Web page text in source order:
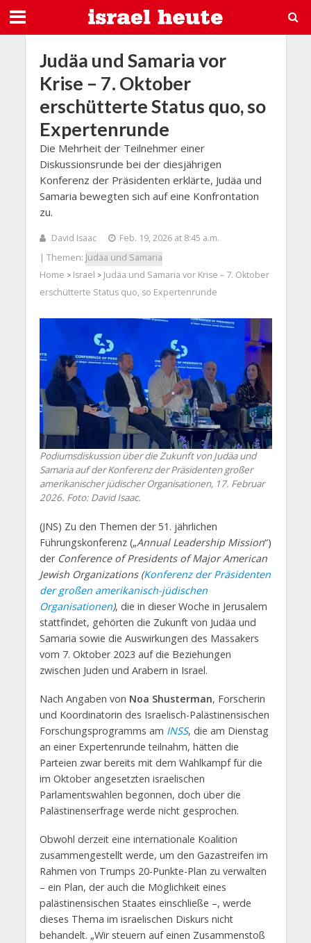
Judäa und Samaria vor
Krise – 7. Oktober
erschütterte Status quo, so
Expertenrunde
Die Mehrheit der Teilnehmer einer
Diskussionsrunde bei der diesjährigen
Konferenz der Präsidenten erklärte, Judäa und
Samaria bewegten sich auf eine Konfrontation
zu.
David Isaac
Feb. 19, 2026 at 8:45 a.m.
| Themen: Judäa und Samaria
Home > Israel > Judäa und Samaria vor Krise – 7. Oktober
erschütterte Status quo, so Expertenrunde
Podiumsdiskussion über die Zukunft von Judäa und
Samaria auf der Konferenz der Präsidenten großer
amerikanischer jüdischer Organisationen, 17. Februar
2026. Foto: David Isaac.
(JNS) Zu den Themen der 51. jährlichen
Führungskonferenz („Annual Leadership Mission“)
der Conference of Presidents of Major American
Jewish Organizations (Konferenz der Präsidenten
der großen amerikanisch-jüdischen
Organisationen), die in dieser Woche in Jerusalem
stattfindet, gehörten die Zukunft von Judäa und
Samaria sowie die Auswirkungen des Massakers
vom 7. Oktober 2023 auf die Beziehungen
zwischen Juden und Arabern in Israel.
Nach Angaben von Noa Shusterman, Forscherin
und Koordinatorin des Israelisch-Palästinensischen
Forschungsprogramms am INSS, die am Dienstag
an einer Expertenrunde teilnahm, hätten die
Parteien zwar bereits mit dem Wahlkampf für die
im Oktober angesetzten israelischen
Parlamentswahlen begonnen, doch über die
Palästinenserfrage werde nicht gesprochen.
Obwohl derzeit eine internationale Koalition
zusammengestellt werde, um den Gazastreifen im
Rahmen von Trumps 20-Punkte-Plan zu verwalten
– ein Plan, der auch die Möglichkeit eines
palästinensischen Staates einschließe –, werde
dieses Thema im israelischen Diskurs nicht
behandelt. „Wir steuern auf einen Zusammenstoß